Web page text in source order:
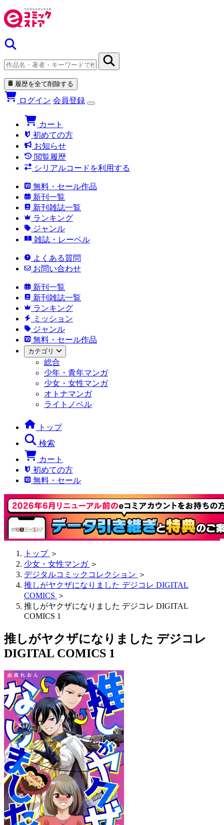
履歴を全て削除する
ログイン 会員登録
カート
初めての方
お知らせ
閲覧履歴
シリアルコードを利用する
無料・セール作品
新刊一覧
新刊雑誌一覧
ランキング
ジャンル
雑誌・レーベル
よくある質問
お問い合わせ
新刊一覧
新刊雑誌一覧
ランキング
ミッション
ジャンル
無料・セール作品
カテゴリ
総合
少年・青年マンガ
少女・女性マンガ
オトナマンガ
ライトノベル
トップ
検索
カート
初めての方
無料・セール
トップ ＞
少女・女性マンガ ＞
デジタルコミックコレクション ＞
推しがヤクザになりました デジコレ DIGITAL
COMICS ＞
推しがヤクザになりました デジコレ DIGITAL
COMICS 1
推しがヤクザになりました デジコレ
DIGITAL COMICS 1